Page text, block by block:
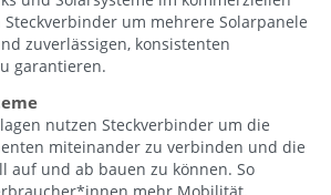
um mehrere Solarpanele
zuverlässigen, konsistenten
garantieren.
nutzen Steckverbinder um die
miteinander zu verbinden und die
auf und ab bauen zu können. So